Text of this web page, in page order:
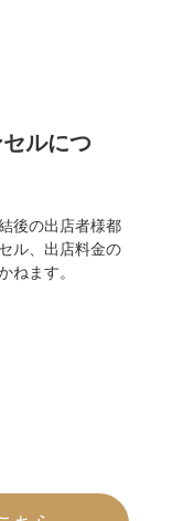
ルにつ
後の出店者様都
ル、出店料金の
ねます。